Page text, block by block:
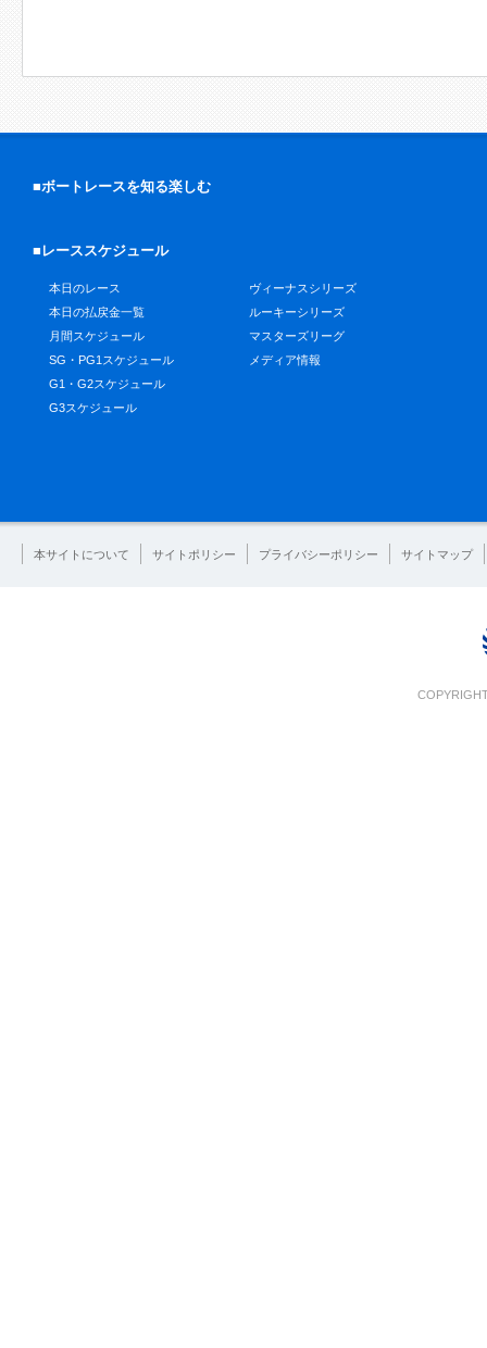
■ボートレースを知る楽しむ
■レーススケジュール
本日のレース
本日の払戻金一覧
月間スケジュール
SG・PG1スケジュール
G1・G2スケジュール
G3スケジュール
ヴィーナスシリーズ
ルーキーシリーズ
マスターズリーグ
メディア情報
本サイトについて サイトポリシー プライバシーポリシー サイトマップ